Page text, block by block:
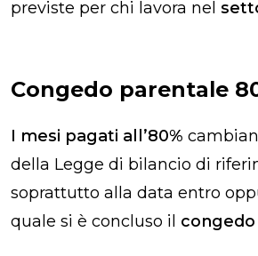
previste per chi lavora nel
Congedo parentale
I mesi pagati all’80%
della Legge di bilancio di
soprattutto alla data entro
quale si è concluso il